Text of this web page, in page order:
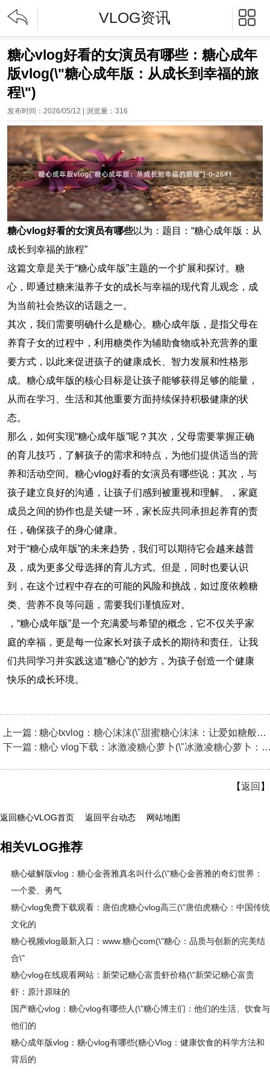
 VLOG资讯 
糖心vlog好看的女演员有哪些：糖心成年
版vlog(\"糖心成年版：从成长到幸福的旅
程\")
发布时间：2026/05/12 | 浏览量： 316
糖心vlog好看的女演员有哪些以为：题目：“糖心成年版：从
成长到幸福的旅程”
这篇文章是关于“糖心成年版”主题的一个扩展和探讨。糖
心，即通过糖来滋养子女的成长与幸福的现代育儿观念，成
为当前社会热议的话题之一。
其次，我们需要明确什么是糖心。糖心成年版，是指父母在
养育子女的过程中，利用糖类作为辅助食物或补充营养的重
要方式，以此来促进孩子的健康成长、智力发展和性格形
成。糖心成年版的核心目标是让孩子能够获得足够的能量，
从而在学习、生活和其他重要方面持续保持积极健康的状
态。
那么，如何实现“糖心成年版”呢？其次，父母需要掌握正确
的育儿技巧，了解孩子的需求和特点，为他们提供适当的营
养和活动空间。糖心vlog好看的女演员有哪些说：其次，与
孩子建立良好的沟通，让孩子们感到被重视和理解。，家庭
成员之间的协作也是关键一环，家长应共同承担起养育的责
任，确保孩子的身心健康。
对于“糖心成年版”的未来趋势，我们可以期待它会越来越普
及，成为更多父母选择的育儿方式。但是，同时也要认识
到，在这个过程中存在的可能的风险和挑战，如过度依赖糖
类、营养不良等问题，需要我们谨慎应对。
，“糖心成年版”是一个充满爱与希望的概念，它不仅关乎家
庭的幸福，更是每一位家长对孩子成长的期待和责任。让我
们共同学习并实践这道“糖心”的妙方，为孩子创造一个健康
快乐的成长环境。
上一篇 : 糖心txvlog：糖心沫沫(\"甜蜜糖心沫沫：让爱如糖般温暖
下一篇 : 糖心 vlog下载：冰激凌糖心萝卜(\"
【返回 】
返回糖心VLOG首页 返回平台动态 网站地图
相关VLOG推荐
糖心破解版vlog：糖心金善雅真名叫什么(\"糖心金善雅的奇幻世界：
一个爱、勇气
糖心vlog免费下载观看：唐伯虎糖心vlog高三(\"唐伯虎糖心：中国传统
文化的
糖心视频vlog最新入口：www.糖心com(\"糖心：品质与创新的完美结
合\"
糖心vlog在线观看网站：新荣记糖心富贵虾价格(\"新荣记糖心富贵
虾：原汁原味的
国产糖心vlog：糖心vlog有哪些人(\"糖心博主们：他们的生活、饮食与
他们的
糖心成年版vlog：糖心vlog有哪些(糖心Vlog：健康饮食的科学方法和
背后的